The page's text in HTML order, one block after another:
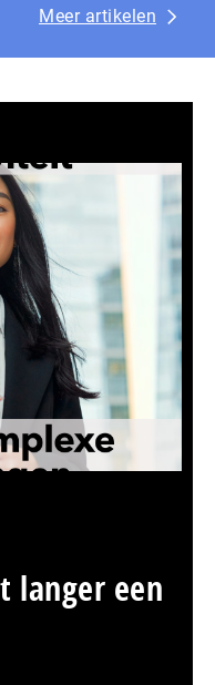
Meer artikelen
langer een